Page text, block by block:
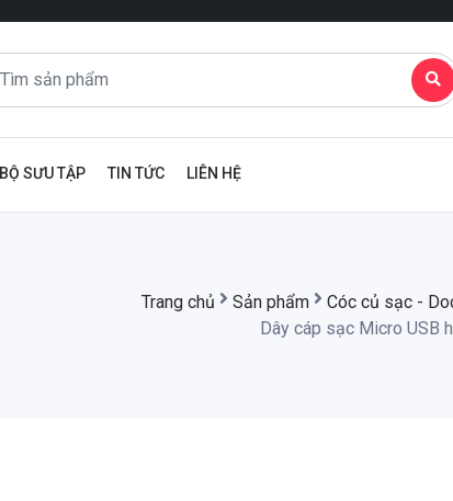
BỘ SƯU TẬP TIN TỨC LIÊN HỆ
Trang chủ Sản phẩm Cóc củ sạc -
Dây cáp sạc Micro USB